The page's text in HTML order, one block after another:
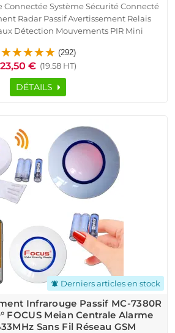
Connectée Système Sécurité Connecté
Radar Passif Avertissement Relais
Détection Mouvements PIR Mini
FOCUS Sans Fil Protection
(292)
23,50 € (19.58 HT)
DÉTAILS
notifications_active Derniers articles en stock
Infrarouge Passif MC-7380R
FOCUS Meian Centrale Alarme
Sans Fil Réseau GSM